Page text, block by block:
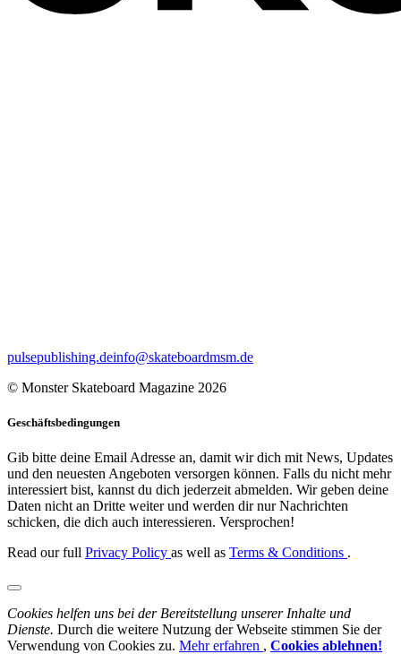
pulsepublishing.deinfo@skateboardmsm.de
© Monster Skateboard Magazine 2026
Geschäftsbedingungen
Gib bitte deine Email Adresse an, damit wir dich mit News, Updates
und den neuesten Angeboten versorgen können. Falls du nicht mehr
interessiert bist, kannst du dich jederzeit abmelden. Wir geben deine
Daten nicht an Dritte weiter und werden dir nur Nachrichten
schicken, die dich auch interessieren. Versprochen!
Read our full Privacy Policy as well as Terms & Conditions .
Cookies helfen uns bei der Bereitstellung unserer Inhalte und
Dienste. Durch die weitere Nutzung der Webseite stimmen Sie der
Verwendung von Cookies zu. Mehr erfahren , Cookies ablehnen!